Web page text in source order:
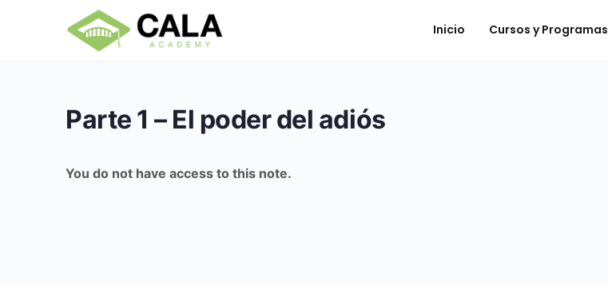
Inicio Cursos y Programas
Parte 1 – El poder del adiós
You do not have access to this note.